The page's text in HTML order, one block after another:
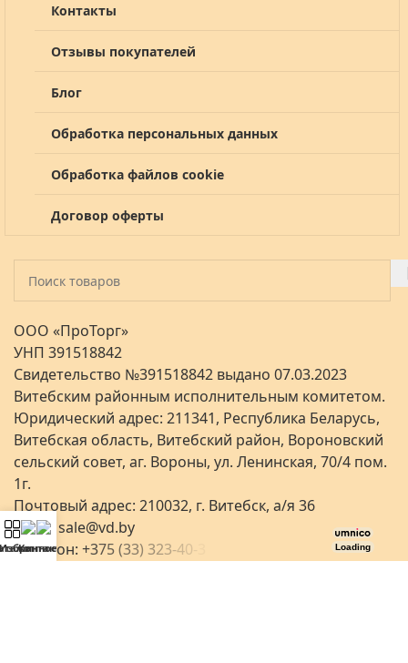
Контакты
Отзывы покупателей
Блог
Обработка персональных данных
Обработка файлов cookie
Договор оферты
ООО «ПроТорг»
УНП 391518842
Свидетельство №391518842 выдано 07.03.2023
Витебским районным исполнительным комитетом.
Юридический адрес: 211341, Республика Беларусь,
Витебская область, Витебский район, Вороновский
сельский совет, аг. Вороны, ул. Ленинская, 70/4 пом.
1г.
Почтовый адрес: 210032, г. Витебск, а/я 36
Email:sale@vd.by
Телефон:+375(33) 323-40-
Избранное
Контакты Loading